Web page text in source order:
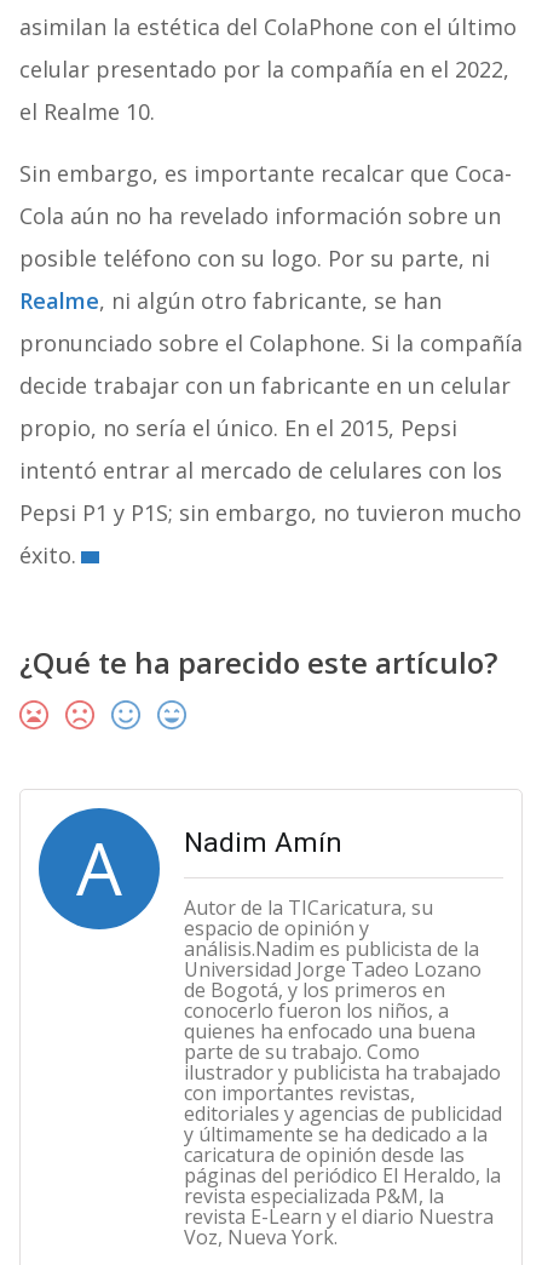
asimilan la estética del ColaPhone con el último
celular presentado por la compañía en el 2022,
el Realme 10.
Sin embargo, es importante recalcar que Coca-
Cola aún no ha revelado información sobre un
posible teléfono con su logo. Por su parte, ni
Realme, ni algún otro fabricante, se han
pronunciado sobre el Colaphone. Si la compañía
decide trabajar con un fabricante en un celular
propio, no sería el único. En el 2015, Pepsi
intentó entrar al mercado de celulares con los
Pepsi P1 y P1S; sin embargo, no tuvieron mucho
éxito.
¿Qué te ha parecido este artículo?
A Nadim Amín
Autor de la TICaricatura, su
espacio de opinión y
análisis.Nadim es publicista de la
Universidad Jorge Tadeo Lozano
de Bogotá, y los primeros en
conocerlo fueron los niños, a
quienes ha enfocado una buena
parte de su trabajo. Como
ilustrador y publicista ha trabajado
con importantes revistas,
editoriales y agencias de publicidad
y últimamente se ha dedicado a la
caricatura de opinión desde las
páginas del periódico El Heraldo, la
revista especializada P&M, la
revista E-Learn y el diario Nuestra
Voz, Nueva York.